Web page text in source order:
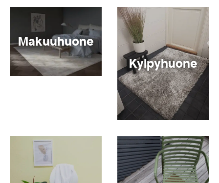
Makuuhuone
Kylpyhuone